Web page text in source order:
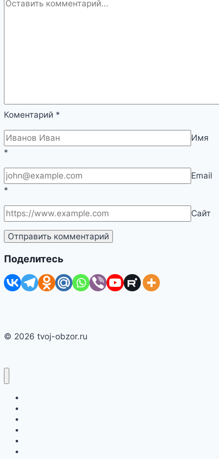
Коментарий *
Имя
*
Email
*
Сайт
Поделитесь
© 2026 tvoj-obzor.ru